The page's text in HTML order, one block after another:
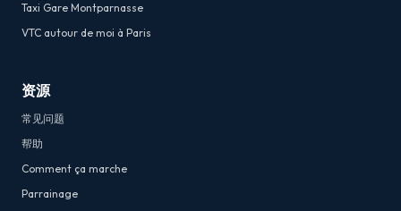
Taxi Gare Montparnasse
VTC autour de moi à Paris
资源
常见问题
帮助
Comment ça marche
Parrainage